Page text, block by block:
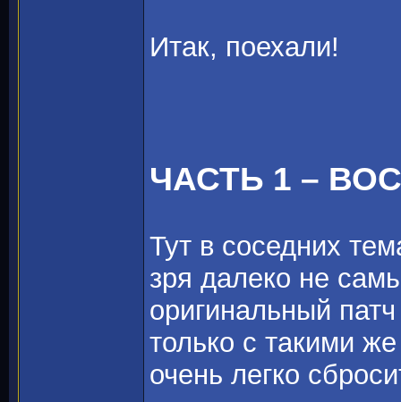
Итак, поехали!
ЧАСТЬ 1 –
Тут в соседних
зря далеко не
оригинальный
только с такими
очень легко